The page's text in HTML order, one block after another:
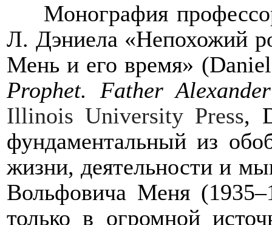
Монография
Л. Дэниела «Непохожий
Мень и его время» (Daniel
Prophet.Father Alexander
Illinois University Press,
фундаментальный из
жизни, деятельности и
Вольфовича Меня
только в огромной